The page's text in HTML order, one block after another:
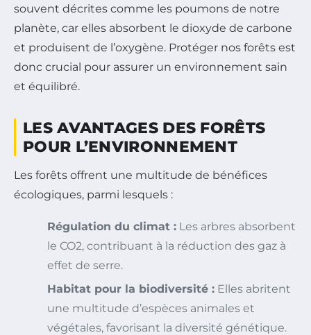
souvent décrites comme les poumons de notre
planète, car elles absorbent le dioxyde de carbone
et produisent de l’oxygène. Protéger nos forêts est
donc crucial pour assurer un environnement sain
et équilibré.
LES AVANTAGES DES FORÊTS
POUR L’ENVIRONNEMENT
Les forêts offrent une multitude de bénéfices
écologiques, parmi lesquels :
Régulation du climat : Les arbres absorbent
le CO2, contribuant à la réduction des gaz à
effet de serre.
Habitat pour la biodiversité : Elles abritent
une multitude d’espèces animales et
végétales, favorisant la diversité génétique.